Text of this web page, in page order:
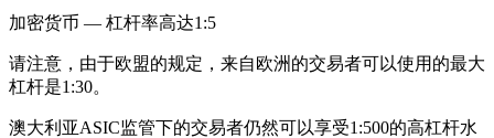
加密货币 — 杠杆率高达1:5
请注意，由于欧盟的规定，来自欧洲的交易者可以使用的最大
杠杆是1:30。
澳大利亚ASIC监管下的交易者仍然可以享受1:500的高杠杆水